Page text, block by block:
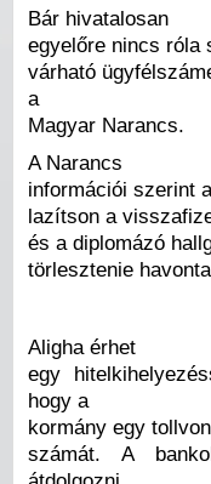
Bár hivatalosan
egyelőre nincs róla
várható
a
Magyar Narancs.
A Narancs
információi szerint
lazítson a
és a diplomázó
törlesztenie
Aligha érhet
egy
hogy a
kormány egy
számát. A